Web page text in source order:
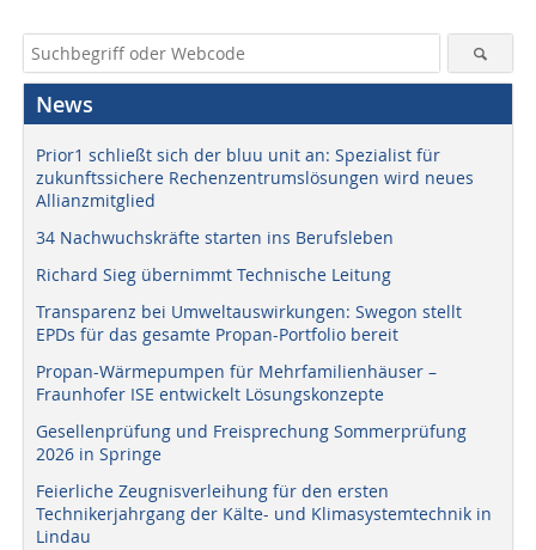
News
Prior1 schließt sich der bluu unit an: Spezialist für
zukunftssichere Rechenzentrumslösungen wird neues
Allianzmitglied
34 Nachwuchskräfte starten ins Berufsleben
Richard Sieg übernimmt Technische Leitung
Transparenz bei Umweltauswirkungen: Swegon stellt
EPDs für das gesamte Propan-Portfolio bereit
Propan-Wärmepumpen für Mehrfamilienhäuser –
Fraunhofer ISE entwickelt Lösungskonzepte
Gesellenprüfung und Freisprechung Sommerprüfung
2026 in Springe
Feierliche Zeugnisverleihung für den ersten
Technikerjahrgang der Kälte- und Klimasystemtechnik in
Lindau